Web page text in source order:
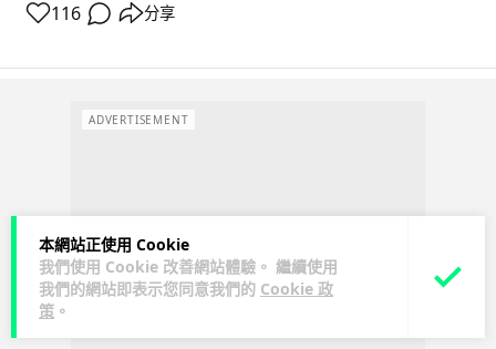
本網站正使用 Cookie
我們使用 Cookie 改善網站體驗。 繼續使用
我們的網站即表示您同意我們的 Cookie 政
策 。
116 分享
ADVERTISEMENT